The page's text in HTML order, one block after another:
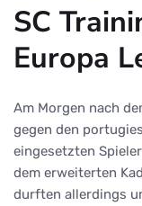
SC
Europa
Am Morgen nach
gegen den
eingesetzten
dem erweiterten
durften allerdings